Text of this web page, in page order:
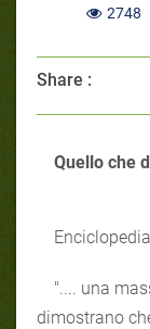
2748
Share :
Quello che
".... una
dimostrano